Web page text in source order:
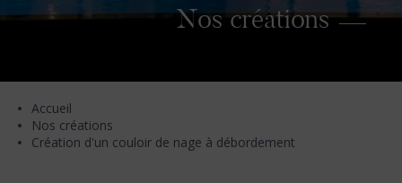
Nos créations
Accueil
Nos créations
Création d'un couloir de nage à débordement